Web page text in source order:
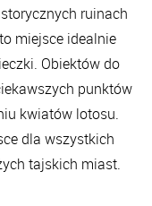
ruinach
miejsce idealnie
Obiektów do
punktów
kwiatów lotosu.
dla wszystkich
tajskich miast.